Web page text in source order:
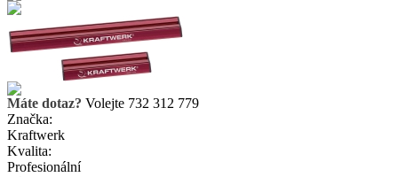
Máte dotaz? Volejte 732 312 779
Značka:
Kraftwerk
Kvalita:
Profesionální